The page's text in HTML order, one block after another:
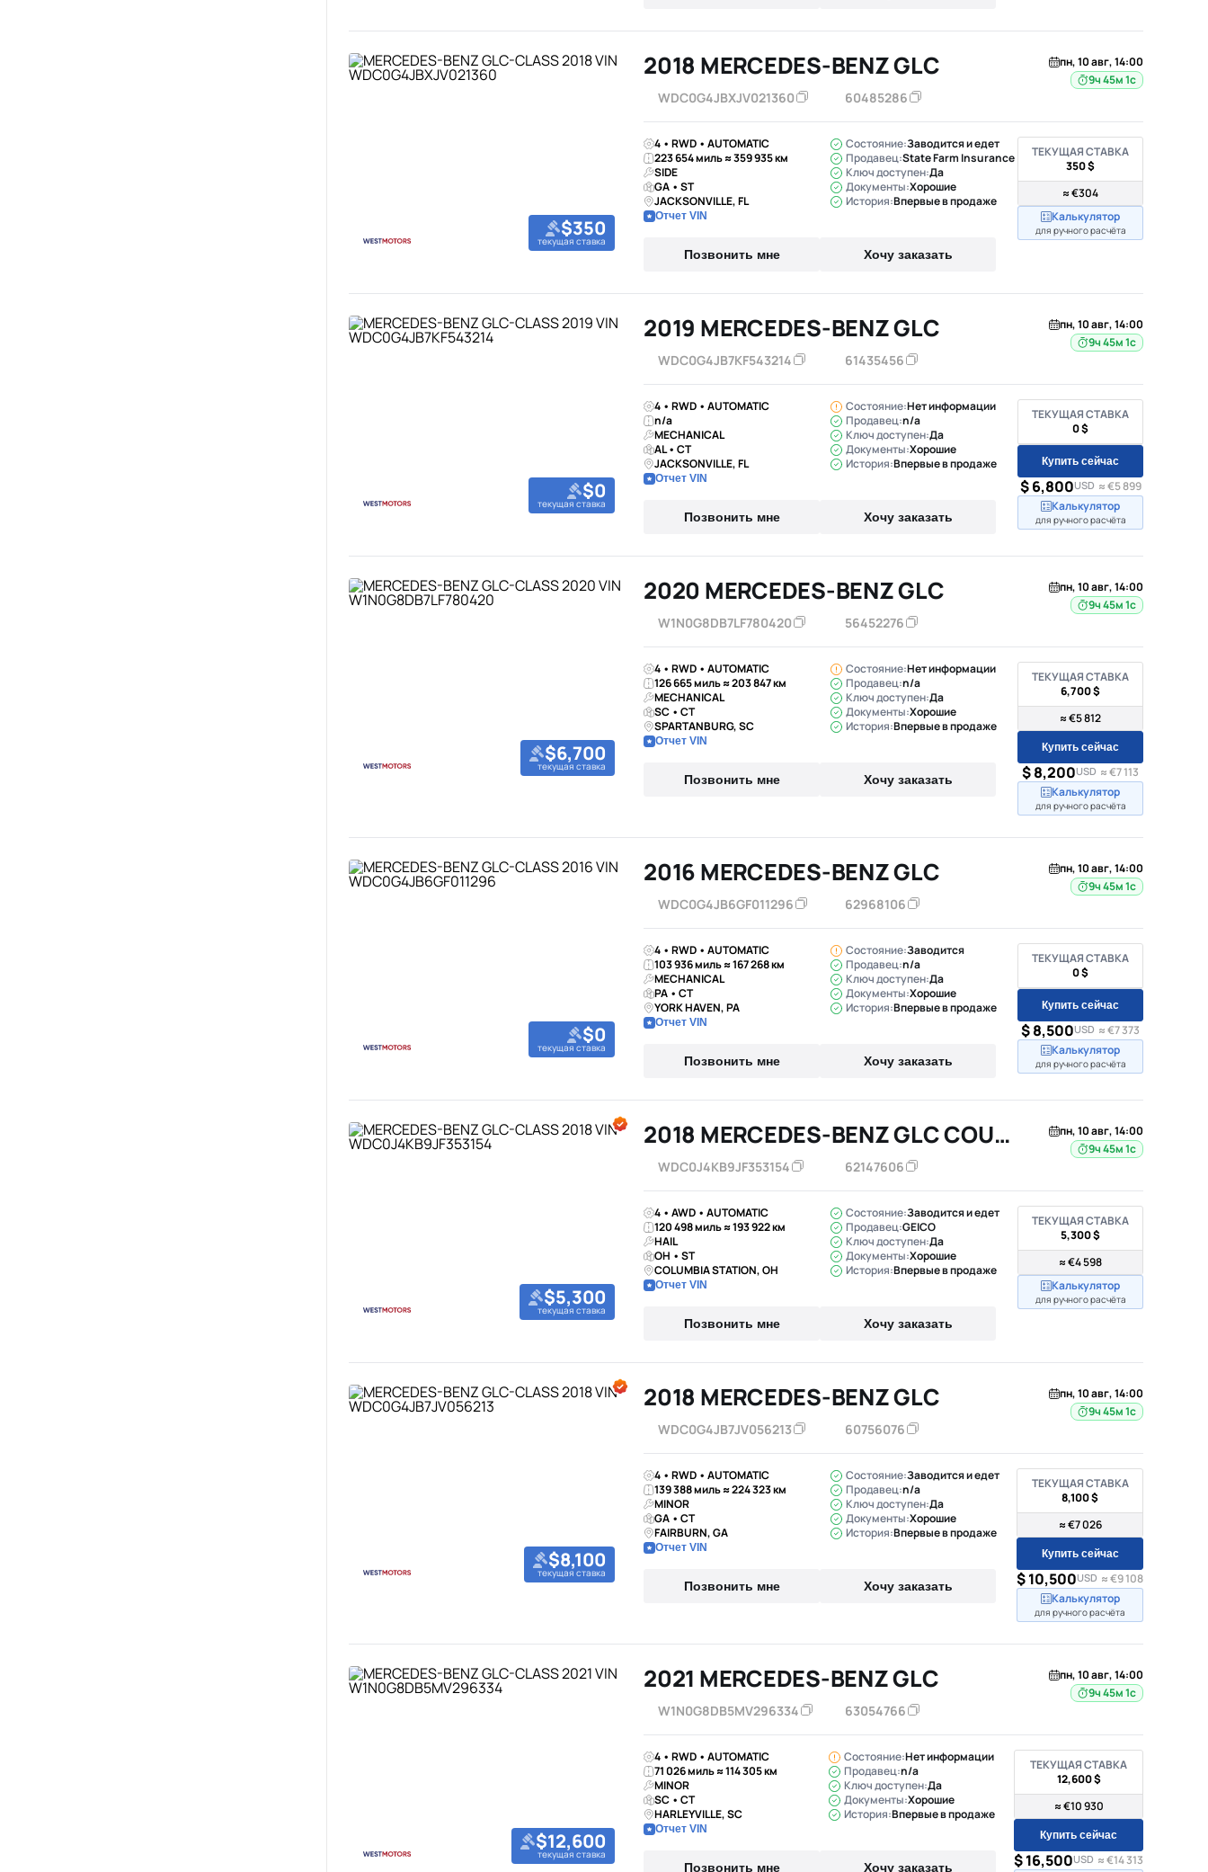
$350
текущая ставка
2018 MERCEDES-BENZ GLC
WDC0G4JBXJV021360 60485286
пн, 10 авг, 14:00
9ч 45м
4 • RWD • AUTOMATIC
223 654 миль ≈ 359 935 км
SIDE
GA • ST
JACKSONVILLE, FL
Отчет VIN
Состояние:Заводится и едет
Продавец:State Farm Insurance
Ключ доступен:Да
Документы:Хорошие
История:Впервые в продаже
Позвонить мне Хочу заказать
ТЕКУЩАЯ СТАВКА
350 $
≈ €304
Калькулятор
для ручного расчёта
$0
текущая ставка
2019 MERCEDES-BENZ GLC
WDC0G4JB7KF543214 61435456
пн, 10 авг, 14:00
9ч 45м
4 • RWD • AUTOMATIC
n/a
MECHANICAL
AL • CT
JACKSONVILLE, FL
Отчет VIN
Состояние:Нет информации
Продавец:n/a
Ключ доступен:Да
Документы:Хорошие
История:Впервые в продаже
Позвонить мне Хочу заказать
ТЕКУЩАЯ СТАВКА
0 $
Купить сейчас
$ 6,800USD ≈ €5 899
Калькулятор
для ручного расчёта
$6,700
текущая ставка
2020 MERCEDES-BENZ GLC
W1N0G8DB7LF780420 56452276
пн, 10 авг, 14:00
9ч 45м
4 • RWD • AUTOMATIC
126 665 миль ≈ 203 847 км
MECHANICAL
SC • CT
SPARTANBURG, SC
Отчет VIN
Состояние:Нет информации
Продавец:n/a
Ключ доступен:Да
Документы:Хорошие
История:Впервые в продаже
Позвонить мне Хочу заказать
ТЕКУЩАЯ СТАВКА
6,700 $
≈ €5 812
Купить сейчас
$ 8,200USD ≈ €7 113
Калькулятор
для ручного расчёта
$0
текущая ставка
2016 MERCEDES-BENZ GLC
WDC0G4JB6GF011296 62968106
пн, 10 авг, 14:00
9ч 45м
4 • RWD • AUTOMATIC
103 936 миль ≈ 167 268 км
MECHANICAL
PA • CT
YORK HAVEN, PA
Отчет VIN
Состояние:Заводится
Продавец:n/a
Ключ доступен:Да
Документы:Хорошие
История:Впервые в продаже
Позвонить мне Хочу заказать
ТЕКУЩАЯ СТАВКА
0 $
Купить сейчас
$ 8,500USD ≈ €7 373
Калькулятор
для ручного расчёта
$5,300
текущая ставка
2018 MERCEDES-BENZ GLC COUPE
WDC0J4KB9JF353154 62147606
пн, 10 авг, 14:00
9ч 45м
4 • AWD • AUTOMATIC
120 498 миль ≈ 193 922 км
HAIL
OH • ST
COLUMBIA STATION, OH
Отчет VIN
Состояние:Заводится и едет
Продавец:GEICO
Ключ доступен:Да
Документы:Хорошие
История:Впервые в продаже
Позвонить мне Хочу заказать
ТЕКУЩАЯ СТАВКА
5,300 $
≈ €4 598
Калькулятор
для ручного расчёта
$8,100
текущая ставка
2018 MERCEDES-BENZ GLC
WDC0G4JB7JV056213 60756076
пн, 10 авг, 14:00
9ч 45м
4 • RWD • AUTOMATIC
139 388 миль ≈ 224 323 км
MINOR
GA • CT
FAIRBURN, GA
Отчет VIN
Состояние:Заводится и едет
Продавец:n/a
Ключ доступен:Да
Документы:Хорошие
История:Впервые в продаже
Позвонить мне Хочу заказать
ТЕКУЩАЯ СТАВКА
8,100 $
≈ €7 026
Купить сейчас
$ 10,500USD ≈ €9 108
Калькулятор
для ручного расчёта
$12,600
текущая ставка
2021 MERCEDES-BENZ GLC
W1N0G8DB5MV296334 63054766
пн, 10 авг, 14:00
9ч 45м
4 • RWD • AUTOMATIC
71 026 миль ≈ 114 305 км
MINOR
SC • CT
HARLEYVILLE, SC
Отчет VIN
Состояние:Нет информации
Продавец:n/a
Ключ доступен:Да
Документы:Хорошие
История:Впервые в продаже
Позвонить мне Хочу заказать
ТЕКУЩАЯ СТАВКА
12,600 $
≈ €10 930
Купить сейчас
$ 16,500USD ≈ €14 313